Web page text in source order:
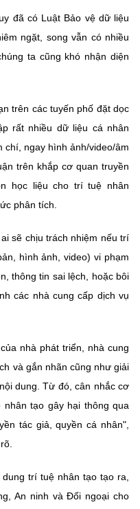
phát hành lại thông tin từ
đã có Luật Bảo vệ dữ liệu
ngặt, song vẫn có nhiều
ta cũng khó nhận diện
trên các tuyến phố đặt dọc
rất nhiều dữ liệu cá nhân
ngay hình ảnh/video/âm
trên khắp cơ quan truyền
học liệu cho trí tuệ nhân
phân tích.
sẽ chịu trách nhiệm nếu trí
hình ảnh, video) vi phạm
thông tin sai lệch, hoặc bôi
các nhà cung cấp dịch vụ
nhà phát triển, nhà cung
và gắn nhãn cũng như giải
dung. Từ đó, cân nhắc cơ
tạo gây hại thông qua
tác giả, quyền cá nhân",
trí tuệ nhân tạo tạo ra,
An ninh và Đối ngoại cho